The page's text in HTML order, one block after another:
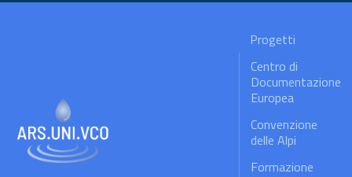
Progetti
Centro di
Documentazione
Europea
Convenzione
delle Alpi
Formazione